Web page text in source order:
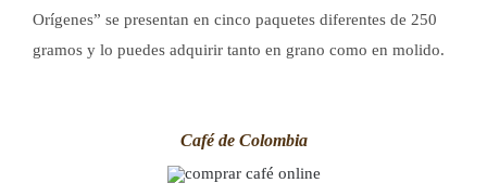
Orígenes” se presentan en cinco paquetes diferentes de 250
gramos y lo puedes adquirir tanto en grano como en molido.
Café de Colombia